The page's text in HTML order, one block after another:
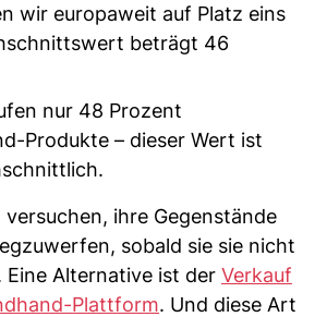
wir europaweit auf Platz eins
beträgt 46
nur 48 Prozent
Produkte – dieser Wert ist
versuchen, ihre Gegenstände
sobald sie sie nicht
Eine Alternative ist der Verkauf
Plattform. Und diese Art